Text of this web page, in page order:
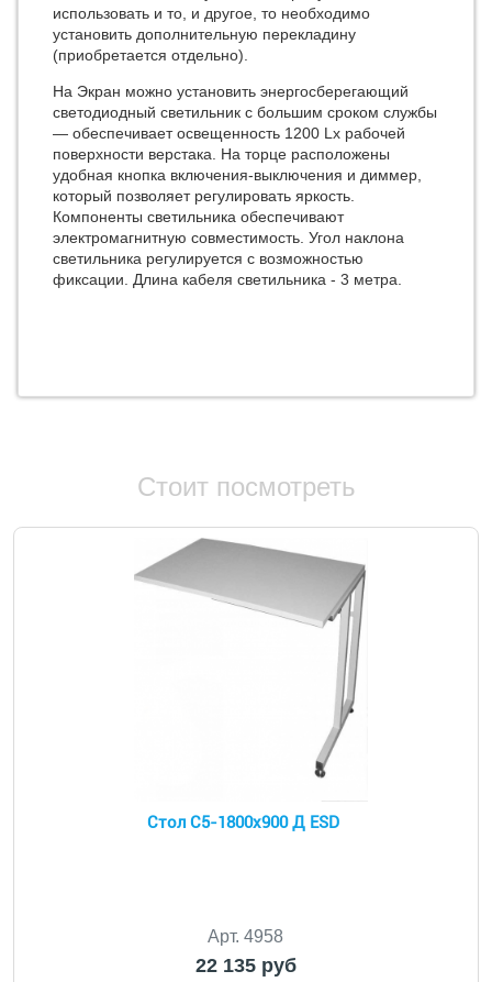
использовать и то, и другое, то необходимо
установить дополнительную перекладину
(приобретается отдельно).
На Экран можно установить энергосберегающий
светодиодный светильник с большим сроком службы
— обеспечивает освещенность 1200 Lx рабочей
поверхности верстака. На торце расположены
удобная кнопка включения-выключения и диммер,
который позволяет регулировать яркость.
Компоненты светильника обеспечивают
электромагнитную совместимость. Угол наклона
светильника регулируется с возможностью
фиксации. Длина кабеля светильника - 3 метра.
Стоит посмотреть
Стол С5-1800х900 Д ESD
Арт. 4958
22 135 руб